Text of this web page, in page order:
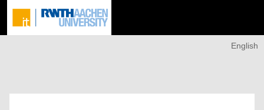
English